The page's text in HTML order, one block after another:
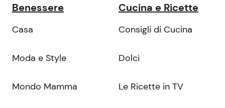
Benessere
Casa
Moda e Style
Mondo Mamma
Cucina e Ricette
Consigli di Cucina
Dolci
Le Ricette in TV